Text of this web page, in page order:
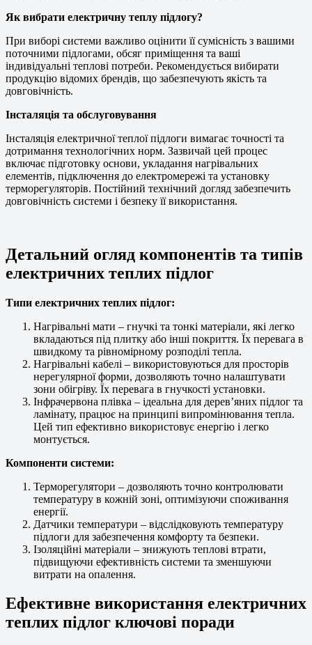
Як вибрати електричну теплу підлогу?
При виборі системи важливо оцінити її сумісність з вашими
поточними підлогами, обсяг приміщення та ваші
індивідуальні теплові потреби. Рекомендується вибирати
продукцію відомих брендів, що забезпечують якість та
довговічність.
Інсталяція та обслуговування
Інсталяція електричної теплої підлоги вимагає точності та
дотримання технологічних норм. Зазвичай цей процес
включає підготовку основи, укладання нагрівальних
елементів, підключення до електромережі та установку
терморегуляторів. Постійний технічний догляд забезпечить
довговічність системи і безпеку її використання.
Детальний огляд компонентів та типів
електричних теплих підлог
Типи електричних теплих підлог:
Нагрівальні мати – гнучкі та тонкі матеріали, які легко
вкладаються під плитку або інші покриття. Їх перевага в
швидкому та рівномірному розподілі тепла.
Нагрівальні кабелі – використовуються для просторів
нерегулярної форми, дозволяють точно налаштувати
зони обігріву. Їх перевага в гнучкості установки.
Інфрачервона плівка – ідеальна для дерев’яних підлог та
ламінату, працює на принципі випромінювання тепла.
Цей тип ефективно використовує енергію і легко
монтується.
Компоненти системи:
Терморегулятори – дозволяють точно контролювати
температуру в кожній зоні, оптимізуючи споживання
енергії.
Датчики температури – відслідковують температуру
підлоги для забезпечення комфорту та безпеки.
Ізоляційні матеріали – знижують теплові втрати,
підвищуючи ефективність системи та зменшуючи
витрати на опалення.
Ефективне використання електричних
теплих підлог ключові поради